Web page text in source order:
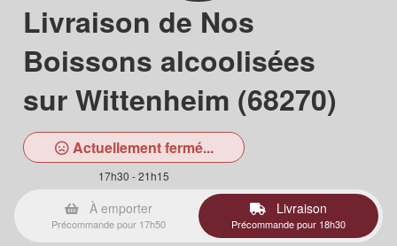
Livraison de Nos
Boissons alcoolisées
sur Wittenheim (68270)
Actuellement fermé...
17h30 - 21h15
À emporter
Précommande pour 17h50
Livraison
Précommande pour 18h30